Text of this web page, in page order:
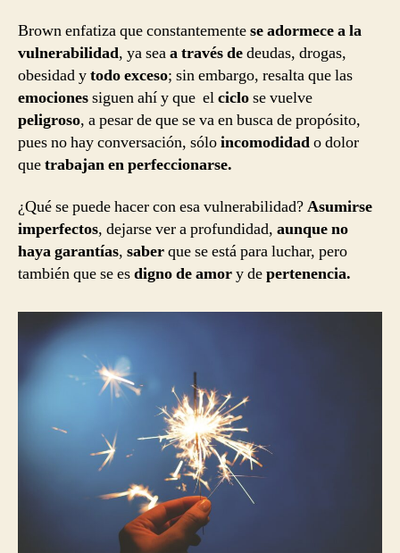
Brown enfatiza que constantementese adormece a la
vulnerabilidad, ya seaa través dedeudas, drogas,
obesidad ytodo exceso; sin embargo, resalta que las
emocionessiguen ahí y que elciclose vuelve
peligroso, a pesar de que se va en busca de propósito,
pues no hay conversación, sóloincomodidado dolor
quetrabajan en perfeccionarse.
¿Qué se puede hacer con esa vulnerabilidad?Asumirse
imperfectos, dejarse ver a profundidad, aunque no
haya garantías, saberque se está para luchar, pero
también que se esdigno de amory depertenencia.